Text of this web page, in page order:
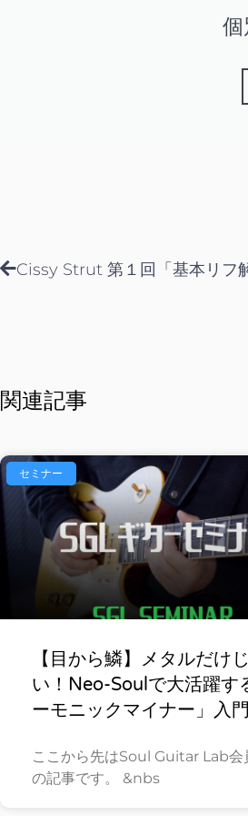
Cissy Strut 第１回「基本リフ
関連記事
セミナー
【目から鱗】メタルだけ
い！Neo-Soulで大活躍す
ーモニックマイナー」入
ここから先はSoul Guitar Lab会
の記事です。 &nbs